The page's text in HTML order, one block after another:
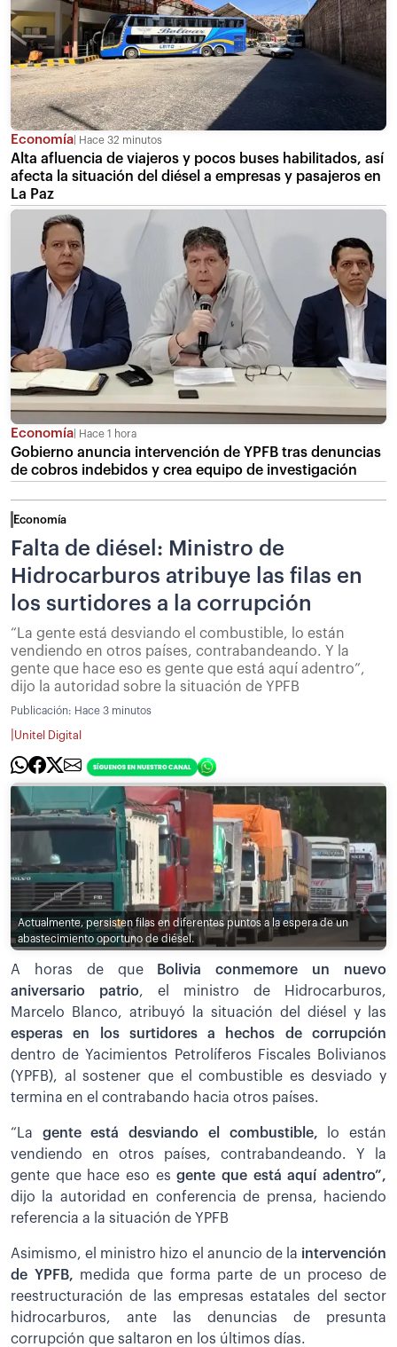
Economía Hace 32 minutos
Alta afluencia de viajeros y pocos buses habilitados, así
afecta la situación del diésel a empresas y pasajeros en
La Paz
Economía Hace 1 hora
Gobierno anuncia intervención de YPFB tras denuncias
de cobros indebidos y crea equipo de investigación
Economía
Falta de diésel: Ministro de
Hidrocarburos atribuye las filas en
los surtidores a la corrupción
“La gente está desviando el combustible, lo están
vendiendo en otros países, contrabandeando. Y la
gente que hace eso es gente que está aquí adentro”,
dijo la autoridad sobre la situación de YPFB
Publicación: Hace 3 minutos
Unitel Digital
Actualmente, persisten filas en diferentes puntos a la espera de un
abastecimiento oportuno de diésel.
A horas de que
Bolivia conmemore un nuevo
aniversario patrio, el ministro de Hidrocarburos,
Marcelo Blanco, atribuyó la situación del diésel y las
esperas en los surtidores a hechos de corrupción
dentro de Yacimientos Petrolíferos Fiscales Bolivianos
(YPFB), al sostener que el combustible es desviado y
termina en el contrabando hacia otros países.
“La gente está desviando el combustible, lo están
vendiendo en otros países, contrabandeando. Y la
gente que hace eso esgente que está aquí adentro”,
dijo la autoridad en conferencia de prensa, haciendo
referencia a la situación de YPFB
Asimismo, el ministro hizo el anuncio de la intervención
de YPFB, medida que forma parte de un proceso de
reestructuración de las empresas estatales del sector
hidrocarburos, ante las denuncias de presunta
corrupción que saltaron en los últimos días.